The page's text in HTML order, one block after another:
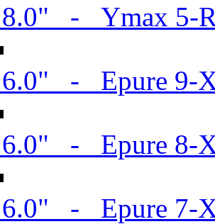
- Ymax 5-
- Epure 9-
- Epure 8-
- Epure 7-